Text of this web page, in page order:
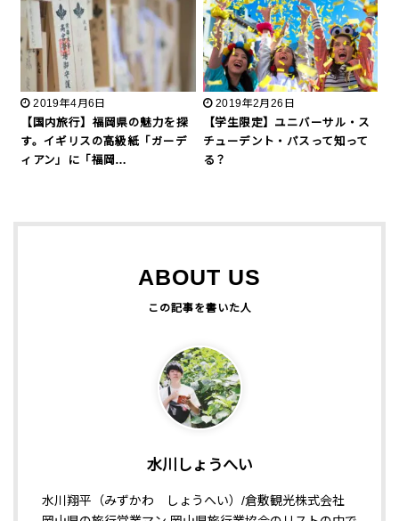
2019年4月6日
【国内旅行】福岡県の魅力を探
す。イギリスの高級紙「ガーデ
ィアン」に「福岡…
2019年2月26日
【学生限定】ユニバーサル・ス
チューデント・パスって知って
る？
ABOUT US
水川しょうへい
水川翔平（みずかわ しょうへい）/倉敷観光株式会社